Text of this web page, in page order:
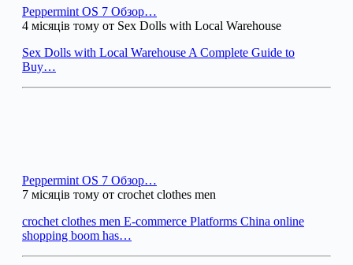
Peppermint OS 7 Обзор…
4 місяців тому от Sex Dolls with Local Warehouse
Sex Dolls with Local Warehouse A Complete Guide to
Buy…
Peppermint OS 7 Обзор…
7 місяців тому от crochet clothes men
crochet clothes men E-commerce Platforms China online
shopping boom has…